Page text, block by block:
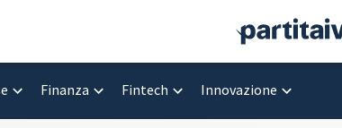
Finanza Fintech Innovazione